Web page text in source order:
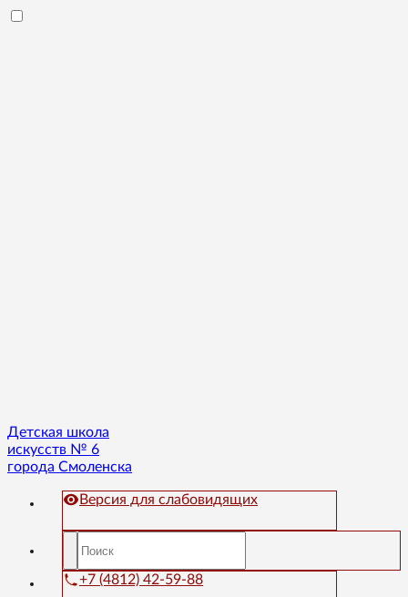
Детская школа
искусств № 6
города Смоленска
Версия для слабовидящих
+7 (4812) 42-59-88